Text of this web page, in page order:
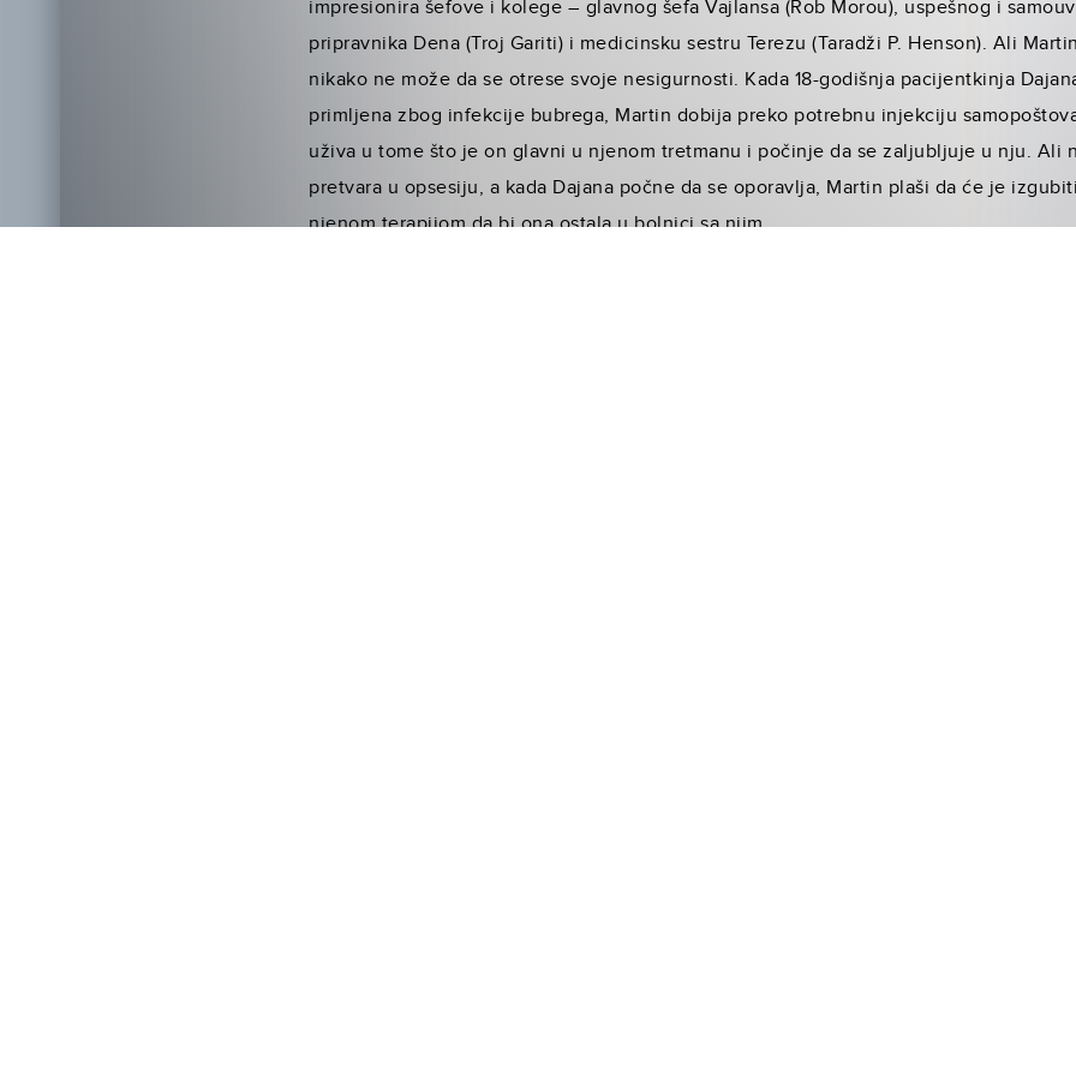
impresionira šefove i kolege – glavnog šefa Vajlansa (Rob Morou), uspešnog i
pripravnika Dena (Troj Gariti) i medicinsku sestru Terezu (Taradži P. Henson). Ali
nikako ne može da se otrese svoje nesigurnosti. Kada 18-godišnja pacijentkinja
primljena zbog infekcije bubrega, Martin dobija preko potrebnu injekciju
uživa u tome što je on glavni u njenom tretmanu i počinje da se zaljubljuje u nju. Ali
pretvara u opsesiju, a kada Dajana počne da se oporavlja, Martin plaši da će je
njenom terapijom da bi ona ostala u bolnici sa njim.